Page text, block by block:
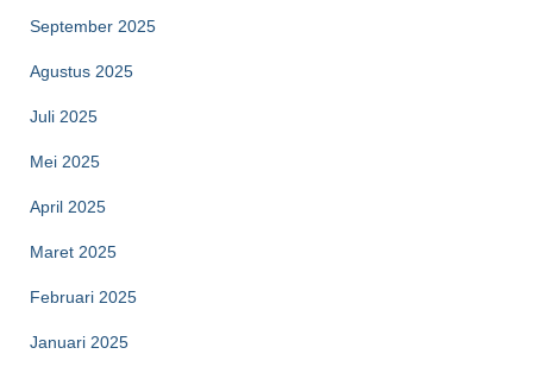
September 2025
Agustus 2025
Juli 2025
Mei 2025
April 2025
Maret 2025
Februari 2025
Januari 2025